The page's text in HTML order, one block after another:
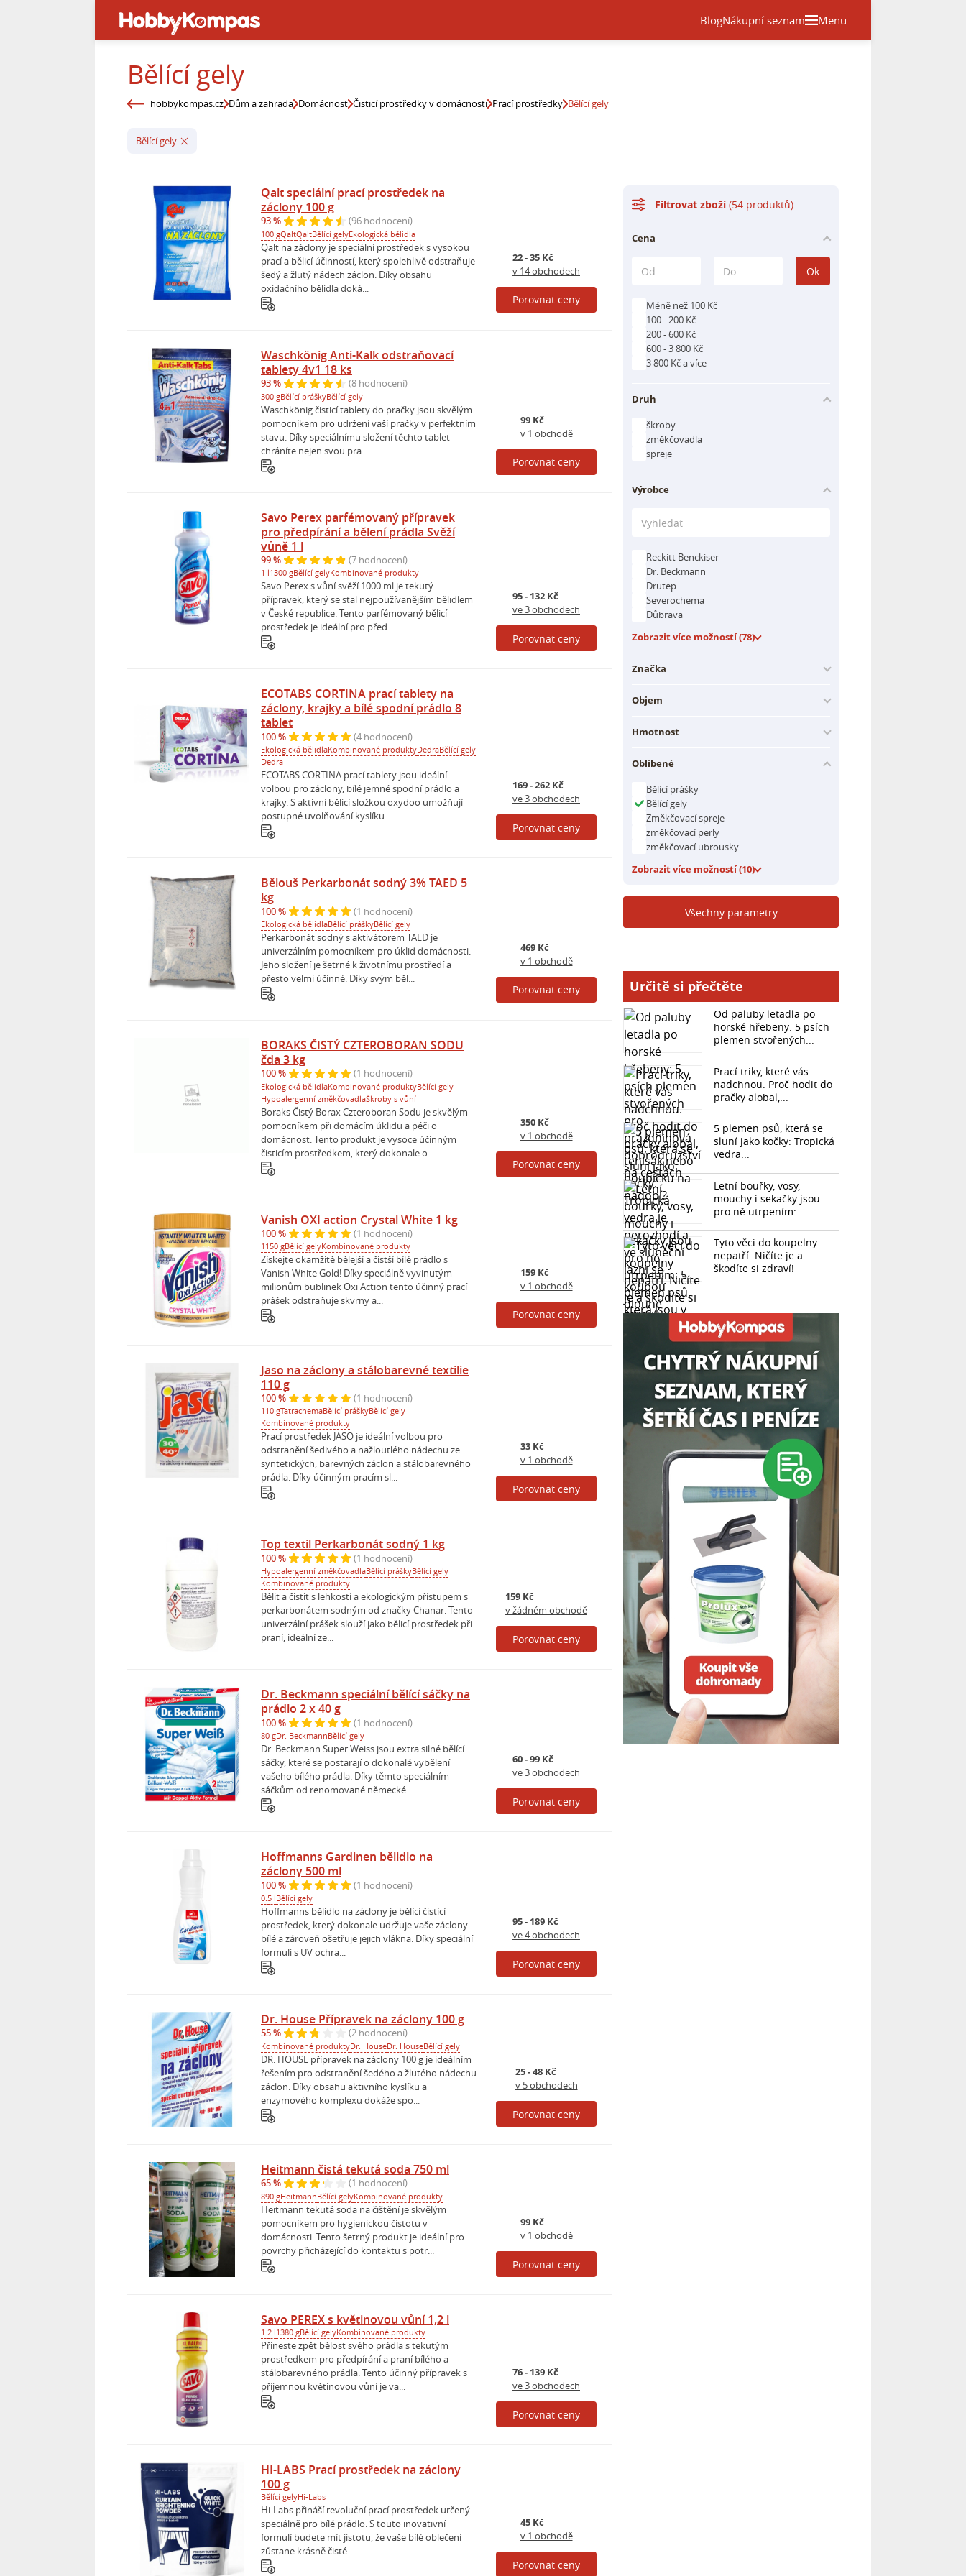
BlogNákupní seznam Menu
Bělící gely
hobbykompas.cz Dům a zahrada Domácnost Čisticí prostředky v domácnosti Prací prostředky Bělící gely
Bělící gely
Qalt speciální prací prostředek na
záclony 100 g
93 % (96 hodnocení)
100 gQaltQaltBělící gelyEkologická bělidla
Qalt na záclony je speciální prostředek s vysokou
prací a bělicí účinností, který spolehlivě odstraňuje
šedý a žlutý nádech záclon. Díky obsahu
oxidačního bělidla doká...
22 - 35 Kč
v 14 obchodech
Porovnat ceny
Waschkönig Anti-Kalk odstraňovací
tablety 4v1 18 ks
93 % (8 hodnocení)
300 gBělící práškyBělící gely
Waschkönig čisticí tablety do pračky jsou skvělým
pomocníkem pro udržení vaší pračky v perfektním
stavu. Díky speciálnímu složení těchto tablet
chráníte nejen svou pra...
99 Kč
v 1 obchodě
Porovnat ceny
Savo Perex parfémovaný přípravek
pro předpírání a bělení prádla Svěží
vůně 1 l
99 % (7 hodnocení)
1 l1300 gBělící gelyKombinované produkty
Savo Perex s vůní svěží 1000 ml je tekutý
přípravek, který se stal nejpoužívanějším bělidlem
v České republice. Tento parfémovaný bělicí
prostředek je ideální pro před...
95 - 132 Kč
ve 3 obchodech
Porovnat ceny
ECOTABS CORTINA prací tablety na
záclony, krajky a bílé spodní prádlo 8
tablet
100 % (4 hodnocení)
Ekologická bělidlaKombinované produktyDedraBělící gely
Dedra
ECOTABS CORTINA prací tablety jsou ideální
volbou pro záclony, bílé jemné spodní prádlo a
krajky. S aktivní bělicí složkou oxydoo umožňují
postupné uvolňování kyslíku...
169 - 262 Kč
ve 3 obchodech
Porovnat ceny
Bělouš Perkarbonát sodný 3% TAED 5
kg
100 % (1 hodnocení)
Ekologická bělidlaBělící práškyBělící gely
Perkarbonát sodný s aktivátorem TAED je
univerzálním pomocníkem pro úklid domácnosti.
Jeho složení je šetrné k životnímu prostředí a
přesto velmi účinné. Díky svým běl...
469 Kč
v 1 obchodě
Porovnat ceny
BORAKS ČISTÝ CZTEROBORAN SODU
čda 3 kg
100 % (1 hodnocení)
Ekologická bělidlaKombinované produktyBělící gely
Hypoalergenní změkčovadlaŠkroby s vůní
Boraks Čistý Borax Czteroboran Sodu je skvělým
pomocníkem při domácím úklidu a péči o
domácnost. Tento produkt je vysoce účinným
čisticím prostředkem, který dokonale o...
350 Kč
v 1 obchodě
Porovnat ceny
Vanish OXI action Crystal White 1 kg
100 % (1 hodnocení)
1150 gBělící gelyKombinované produkty
Získejte okamžitě bělejší a čistší bílé prádlo s
Vanish White Gold! Díky speciálně vyvinutým
milionům bublinek Oxi Action tento účinný prací
prášek odstraňuje skvrny a...
159 Kč
v 1 obchodě
Porovnat ceny
Jaso na záclony a stálobarevné textilie
110 g
100 % (1 hodnocení)
110 gTatrachemaBělící práškyBělící gely
Kombinované produkty
Prací prostředek JASO je ideální volbou pro
odstranění šedivého a nažloutlého nádechu ze
syntetických, barevných záclon a stálobarevného
prádla. Díky účinným pracím sl...
33 Kč
v 1 obchodě
Porovnat ceny
Top textil Perkarbonát sodný 1 kg
100 % (1 hodnocení)
Hypoalergenní změkčovadlaBělící práškyBělící gely
Kombinované produkty
Bělit a čistit s lehkostí a ekologickým přístupem s
perkarbonátem sodným od značky Chanar. Tento
univerzální prášek slouží jako bělicí prostředek při
praní, ideální ze...
159 Kč
v žádném obchodě
Porovnat ceny
Dr. Beckmann speciální bělící sáčky na
prádlo 2 x 40 g
100 % (1 hodnocení)
80 gDr. BeckmannBělící gely
Dr. Beckmann Super Weiss jsou extra silné bělící
sáčky, které se postarají o dokonalé vybělení
vašeho bílého prádla. Díky těmto speciálním
sáčkům od renomované německé...
60 - 99 Kč
ve 3 obchodech
Porovnat ceny
Hoffmanns Gardinen bělidlo na
záclony 500 ml
100 % (1 hodnocení)
0.5 lBělící gely
Hoffmanns bělidlo na záclony je bělící čistící
prostředek, který dokonale udržuje vaše záclony
bílé a zároveň ošetřuje jejich vlákna. Díky speciální
formuli s UV ochra...
95 - 189 Kč
ve 4 obchodech
Porovnat ceny
Dr. House Přípravek na záclony 100 g
55 % (2 hodnocení)
Kombinované produktyDr. HouseDr. HouseBělící gely
DR. HOUSE přípravek na záclony 100 g je ideálním
řešením pro odstranění šedého a žlutého nádechu
záclon. Díky obsahu aktivního kyslíku a
enzymového komplexu dokáže spo...
25 - 48 Kč
v 5 obchodech
Porovnat ceny
Heitmann čistá tekutá soda 750 ml
65 % (1 hodnocení)
890 gHeitmannBělící gelyKombinované produkty
Heitmann tekutá soda na čištění je skvělým
pomocníkem pro hygienickou čistotu v
domácnosti. Tento šetrný produkt je ideální pro
povrchy přicházející do kontaktu s potr...
99 Kč
v 1 obchodě
Porovnat ceny
Savo PEREX s květinovou vůní 1,2 l
1.2 l1380 gBělící gelyKombinované produkty
Přineste zpět bělost svého prádla s tekutým
prostředkem pro předpírání a praní bílého a
stálobarevného prádla. Tento účinný přípravek s
příjemnou květinovou vůní je va...
76 - 139 Kč
ve 3 obchodech
Porovnat ceny
HI-LABS Prací prostředek na záclony
100 g
Bělící gelyHi-Labs
Hi-Labs přináší revoluční prací prostředek určený
speciálně pro bílé prádlo. S touto inovativní
formulí budete mít jistotu, že vaše bílé oblečení
zůstane krásně čisté...
45 Kč
v 1 obchodě
Porovnat ceny
Filtrovat zboží (54 produktů)
Cena
Ok
Méně než 100 Kč
100 - 200 Kč
200 - 600 Kč
600 - 3 800 Kč
3 800 Kč a více
Druh
škroby
změkčovadla
spreje
Výrobce
Reckitt Benckiser
Dr. Beckmann
Drutep
Severochema
Důbrava
Zobrazit více možností (78)
Značka
Objem
Hmotnost
Oblíbené
Bělící prášky
Bělící gely
Změkčovací spreje
změkčovací perly
změkčovací ubrousky
Zobrazit více možností (10)
Všechny parametry
Určitě si přečtěte
Od paluby letadla po
horské hřebeny: 5 psích
plemen stvořených...
Prací triky, které vás
nadchnou. Proč hodit do
pračky alobal,...
5 plemen psů, která se
sluní jako kočky: Tropická
vedra...
Letní bouřky, vosy,
mouchy i sekačky jsou
pro ně utrpením:...
Tyto věci do koupelny
nepatří. Ničíte je a
škodíte si zdraví!